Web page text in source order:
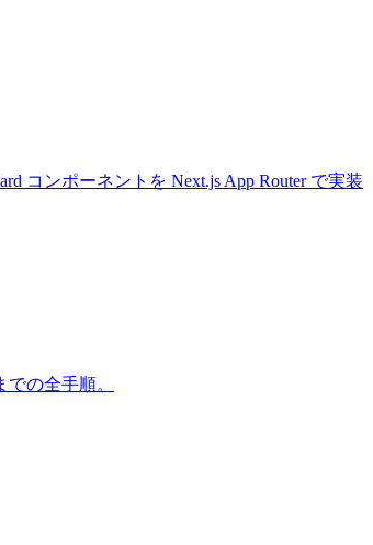
コンポーネントを Next.js App Router で実装
の全手順。